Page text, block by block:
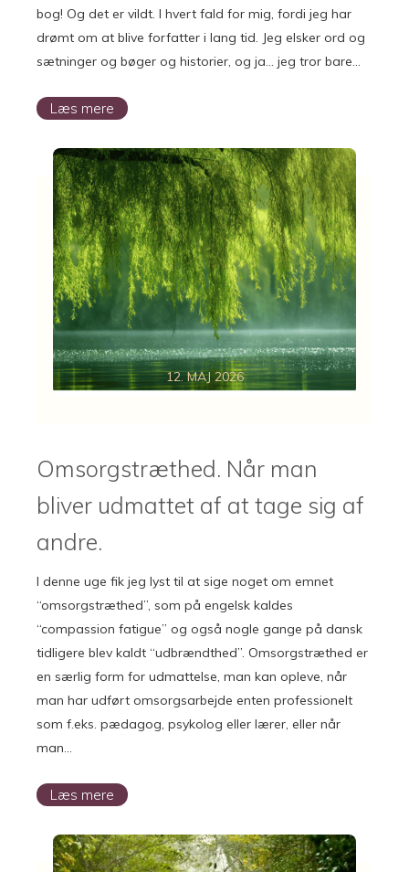
bog! Og det er vildt. I hvert fald for mig, fordi jeg har
drømt om at blive forfatter i lang tid. Jeg elsker ord og
sætninger og bøger og historier, og ja… jeg tror bare…
Læs mere
Omsorgstræthed. Når man
bliver udmattet af at tage sig af
andre.
12. MAJ 2026
I denne uge fik jeg lyst til at sige noget om emnet
“omsorgstræthed”, som på engelsk kaldes
“compassion fatigue” og også nogle gange på dansk
tidligere blev kaldt “udbrændthed”. Omsorgstræthed er
en særlig form for udmattelse, man kan opleve, når
man har udført omsorgsarbejde enten professionelt
som f.eks. pædagog, psykolog eller lærer, eller når
man…
Læs mere